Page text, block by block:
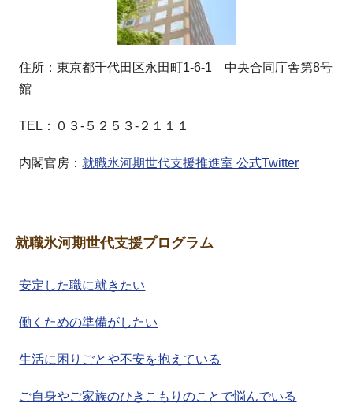
住所：東京都千代田区永田町1-6-1 中央合同庁舎第8号
館
TEL：０３-５２５３-２１１１
内閣官房： 就職氷河期世代支援推進室 公式Twitter
就職氷河期世代支援プログラム
安定した職に就きたい
働くための準備がしたい
生活に困りごとや不安を抱えている
ご自身やご家族のひきこもりのことで悩んでいる